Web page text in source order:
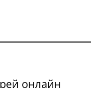
онлайн